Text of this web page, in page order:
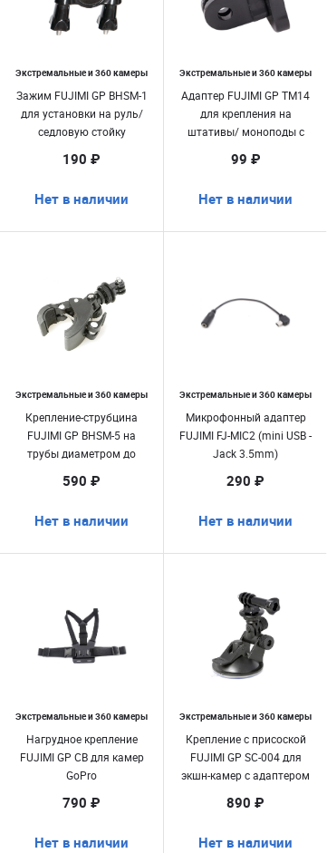
Экстремальные и 360 камеры
Зажим FUJIMI GP BHSM-1
для установки на руль/
седловую стойку
190 ₽
Нет в наличии
Экстремальные и 360 камеры
Адаптер FUJIMI GP TM14
для крепления на
штативы/ моноподы с
устройств с разъемом 1
99 ₽
Нет в наличии
Экстремальные и 360 камеры
Крепление-струбцина
FUJIMI GP BHSM-5 на
трубы диаметром до
590 ₽
Нет в наличии
Экстремальные и 360 камеры
Микрофонный адаптер
FUJIMI FJ-MIC2 (mini USB -
Jack 3.5mm)
290 ₽
Нет в наличии
Экстремальные и 360 камеры
Нагрудное крепление
FUJIMI GP CB для камер
GoPro
790 ₽
Нет в наличии
Экстремальные и 360 камеры
Крепление с присоской
FUJIMI GP SC-004 для
экшн-камер с адаптером
890 ₽
Нет в наличии